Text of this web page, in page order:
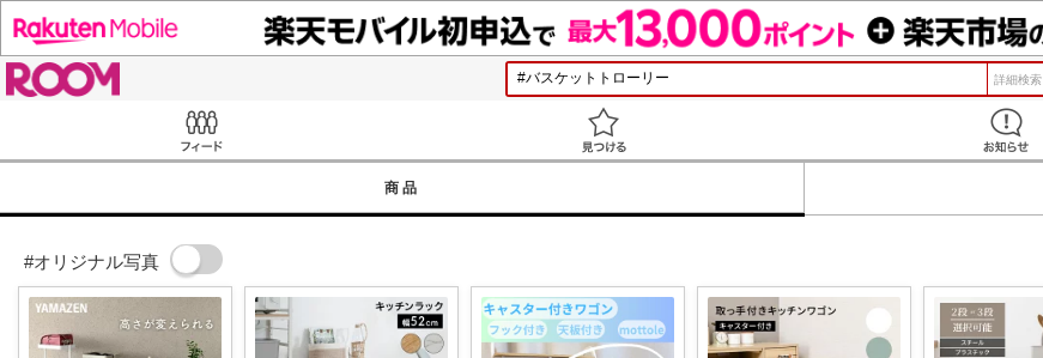
詳細検索
商品
#オリジナル写真